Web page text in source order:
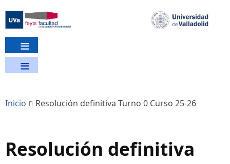
contenido
principal
Inicio Resolución definitiva Turno 0 Curso 25-26
Resolución definitiva